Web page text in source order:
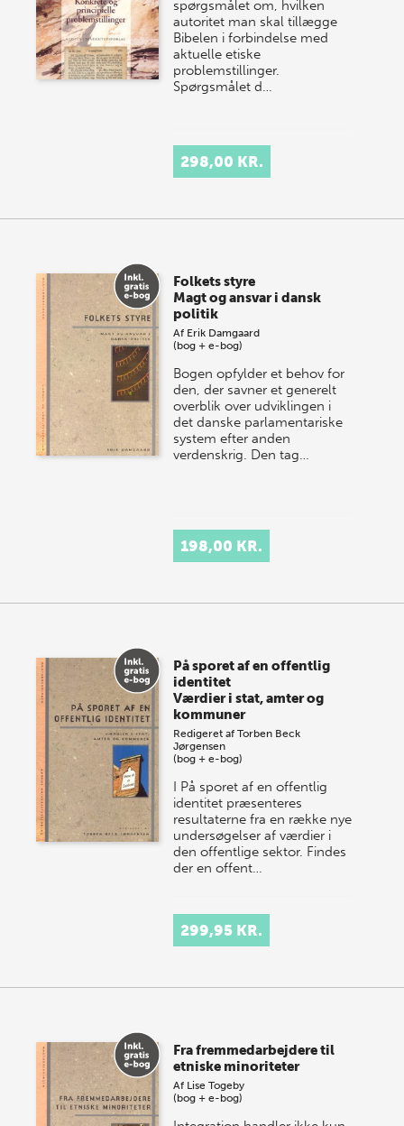
spørgsmålet om, hvilken
autoritet man skal tillægge
Bibelen i forbindelse med
aktuelle etiske
problemstillinger.
Spørgsmålet d…
298,00 KR.
Folkets styre
Magt og ansvar i dansk
politik
Af Erik Damgaard
(bog + e-bog)
Bogen opfylder et behov for
den, der savner et generelt
overblik over udviklingen i
det danske parlamentariske
system efter anden
verdenskrig. Den tag…
198,00 KR.
På sporet af en offentlig
identitet
Værdier i stat, amter og
kommuner
Redigeret afTorben Beck
Jørgensen
(bog + e-bog)
I På sporet af en offentlig
identitet præsenteres
resultaterne fra en række nye
undersøgelser af værdier i
den offentlige sektor. Findes
der en offent…
299,95 KR.
Fra fremmedarbejdere til
etniske minoriteter
Af Lise Togeby
(bog + e-bog)